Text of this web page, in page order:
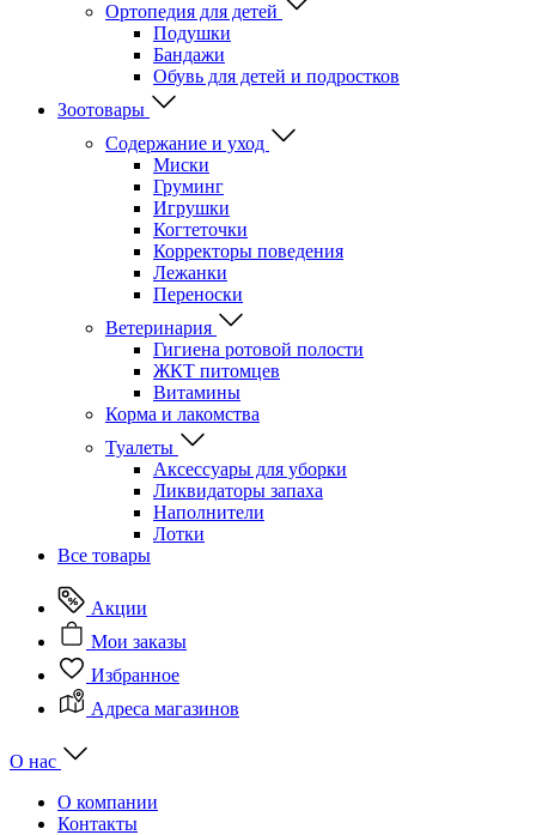
Ортопедия для детей
Подушки
Бандажи
Обувь для детей и подростков
Зоотовары
Содержание и уход
Миски
Груминг
Игрушки
Когтеточки
Корректоры поведения
Лежанки
Переноски
Ветеринария
Гигиена ротовой полости
ЖКТ питомцев
Витамины
Корма и лакомства
Туалеты
Аксессуары для уборки
Ликвидаторы запаха
Наполнители
Лотки
Все товары
Акции
Мои заказы
Избранное
Адреса магазинов
О нас
О компании
Контакты